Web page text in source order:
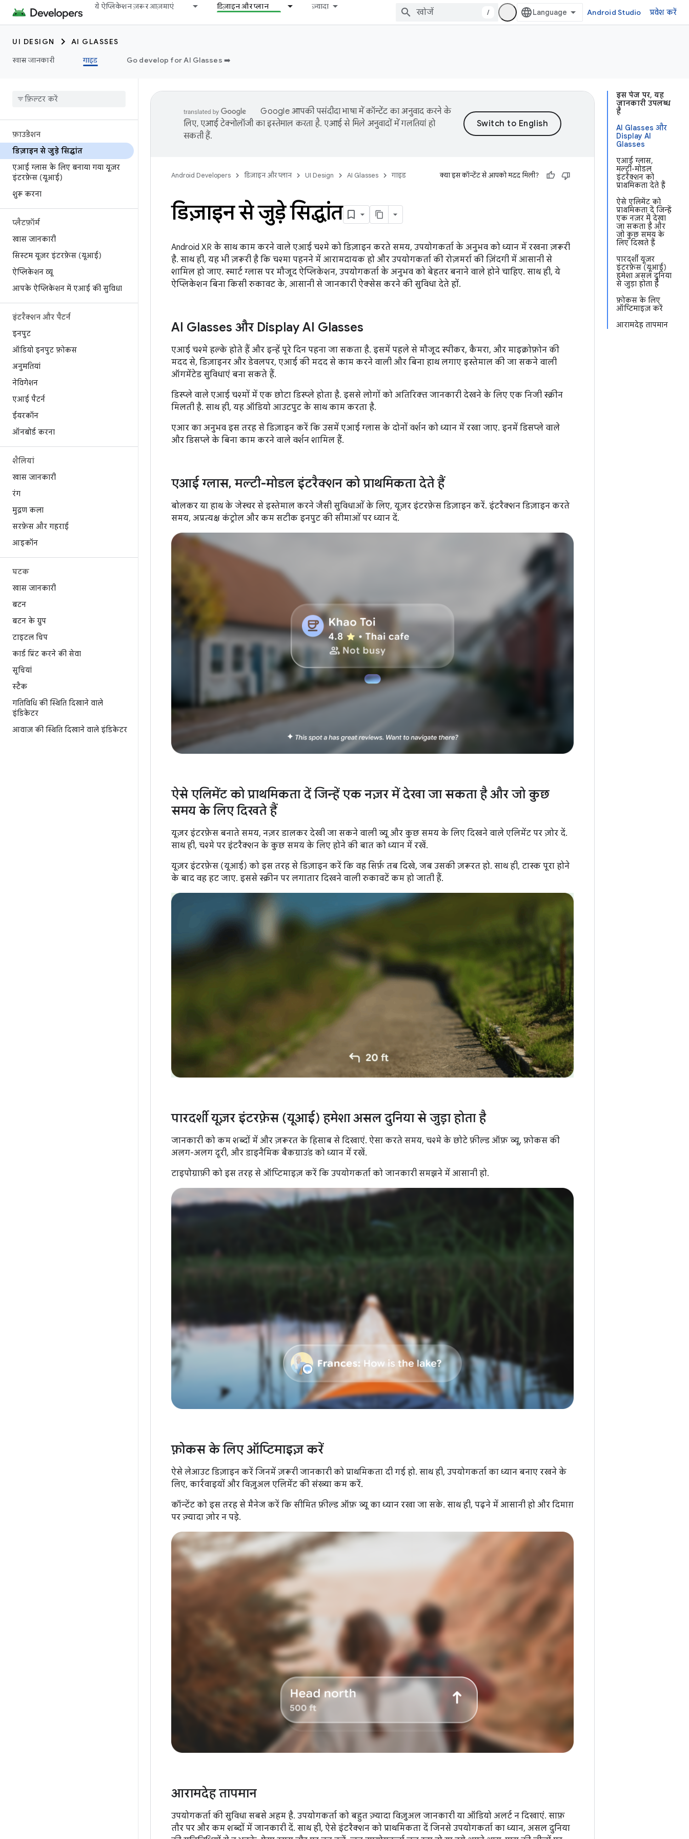
ये ऐप्लिकेशन ज़रूर आज़माएं डिज़ाइन और प्लान ज़्यादा
/ Android Studio प्रवेश करें
UI DESIGN
AI GLASSES
खास जानकारी
गाइड Go develop for AI Glasses ➡️
फ़ाउंडेशन
डिज़ाइन से जुड़े सिद्धांत
एआई ग्लास के लिए बनाया गया यूज़र
इंटरफ़ेस (यूआई)
शुरू करना
प्लैटफ़ॉर्म
खास जानकारी
सिस्टम यूज़र इंटरफ़ेस (यूआई)
ऐप्लिकेशन व्यू
आपके ऐप्लिकेशन में एआई की सुविधा
इंटरैक्शन और पैटर्न
इनपुट
ऑडियो इनपुट फ़ोकस
अनुमतियां
नेविगेशन
एआई पैटर्न
ईयरकॉन
ऑनबोर्ड करना
शैलियां
खास जानकारी
रंग
मुद्रण कला
सरफ़ेस और गहराई
आइकॉन
घटक
खास जानकारी
बटन
बटन के ग्रुप
टाइटल चिप
कार्ड प्रिंट करने की सेवा
सूचियां
स्टैक
गतिविधि की स्थिति दिखाने वाले
इंडिकेटर
आवाज़ की स्थिति दिखाने वाले इंडिकेटर
इस पेज पर, यह
जानकारी उपलब्ध
है
AI Glasses और
Display AI
Glasses
एआई ग्लास,
मल्टी-मोडल
इंटरैक्शन को
प्राथमिकता देते हैं
ऐसे एलिमेंट को
प्राथमिकता दें जिन्हें
एक नज़र में देखा
जा सकता है और
जो कुछ समय के
लिए दिखते हैं
पारदर्शी यूज़र
इंटरफ़ेस (यूआई)
हमेशा असल दुनिया
से जुड़ा होता है
फ़ोकस के लिए
ऑप्टिमाइज़ करें
आरामदेह तापमान
Google आपकी पसंदीदा भाषा में कॉन्टेंट का अनुवाद करने के
लिए, एआई टेक्नोलॉजी का इस्तेमाल करता है. एआई से मिले अनुवादों में गलतियां हो
सकती हैं.
Android Developers डिज़ाइन और प्लान UI Design AI Glasses गाइड क्या इस कॉन्टेंट से आपको मदद मिली?
डिज़ाइन से जुड़े सिद्धांत
Android XR के साथ काम करने वाले एआई चश्मे को डिज़ाइन करते समय, उपयोगकर्ता के अनुभव को ध्यान में रखना ज़रूरी
है. साथ ही, यह भी ज़रूरी है कि चश्मा पहनने में आरामदायक हो और उपयोगकर्ता की रोज़मर्रा की ज़िंदगी में आसानी से
शामिल हो जाए. स्मार्ट ग्लास पर मौजूद ऐप्लिकेशन, उपयोगकर्ता के अनुभव को बेहतर बनाने वाले होने चाहिए. साथ ही, ये
ऐप्लिकेशन बिना किसी रुकावट के, आसानी से जानकारी ऐक्सेस करने की सुविधा देते हों.
AI Glasses और Display AI Glasses
एआई चश्मे हल्के होते हैं और इन्हें पूरे दिन पहना जा सकता है. इसमें पहले से मौजूद स्पीकर, कैमरा, और माइक्रोफ़ोन की
मदद से, डिज़ाइनर और डेवलपर, एआई की मदद से काम करने वाली और बिना हाथ लगाए इस्तेमाल की जा सकने वाली
ऑगमेंटेड सुविधाएं बना सकते हैं.
डिस्प्ले वाले एआई चश्मों में एक छोटा डिस्प्ले होता है. इससे लोगों को अतिरिक्त जानकारी देखने के लिए एक निजी स्क्रीन
मिलती है. साथ ही, यह ऑडियो आउटपुट के साथ काम करता है.
एआर का अनुभव इस तरह से डिज़ाइन करें कि उसमें एआई ग्लास के दोनों वर्शन को ध्यान में रखा जाए. इनमें डिसप्ले वाले
और डिसप्ले के बिना काम करने वाले वर्शन शामिल हैं.
एआई ग्लास, मल्टी-मोडल इंटरैक्शन को प्राथमिकता देते हैं
बोलकर या हाथ के जेस्चर से इस्तेमाल करने जैसी सुविधाओं के लिए, यूज़र इंटरफ़ेस डिज़ाइन करें. इंटरैक्शन डिज़ाइन करते
समय, अप्रत्यक्ष कंट्रोल और कम सटीक इनपुट की सीमाओं पर ध्यान दें.
ऐसे एलिमेंट को प्राथमिकता दें जिन्हें एक नज़र में देखा जा सकता है और जो कुछ
समय के लिए दिखते हैं
यूज़र इंटरफ़ेस बनाते समय, नज़र डालकर देखी जा सकने वाली व्यू और कुछ समय के लिए दिखने वाले एलिमेंट पर ज़ोर दें.
साथ ही, चश्मे पर इंटरैक्शन के कुछ समय के लिए होने की बात को ध्यान में रखें.
यूज़र इंटरफ़ेस (यूआई) को इस तरह से डिज़ाइन करें कि वह सिर्फ़ तब दिखे, जब उसकी ज़रूरत हो. साथ ही, टास्क पूरा होने
के बाद वह हट जाए. इससे स्क्रीन पर लगातार दिखने वाली रुकावटें कम हो जाती हैं.
पारदर्शी यूज़र इंटरफ़ेस (यूआई) हमेशा असल दुनिया से जुड़ा होता है
जानकारी को कम शब्दों में और ज़रूरत के हिसाब से दिखाएं. ऐसा करते समय, चश्मे के छोटे फ़ील्ड ऑफ़ व्यू, फ़ोकस की
अलग-अलग दूरी, और डाइनैमिक बैकग्राउंड को ध्यान में रखें.
टाइपोग्राफ़ी को इस तरह से ऑप्टिमाइज़ करें कि उपयोगकर्ता को जानकारी समझने में आसानी हो.
फ़ोकस के लिए ऑप्टिमाइज़ करें
ऐसे लेआउट डिज़ाइन करें जिनमें ज़रूरी जानकारी को प्राथमिकता दी गई हो. साथ ही, उपयोगकर्ता का ध्यान बनाए रखने के
लिए, कार्रवाइयों और विज़ुअल एलिमेंट की संख्या कम करें.
कॉन्टेंट को इस तरह से मैनेज करें कि सीमित फ़ील्ड ऑफ़ व्यू का ध्यान रखा जा सके. साथ ही, पढ़ने में आसानी हो और दिमाग़
पर ज़्यादा ज़ोर न पड़े.
आरामदेह तापमान
उपयोगकर्ता की सुविधा सबसे अहम है. उपयोगकर्ता को बहुत ज़्यादा विज़ुअल जानकारी या ऑडियो अलर्ट न दिखाएं. साफ़
तौर पर और कम शब्दों में जानकारी दें. साथ ही, ऐसे इंटरैक्शन को प्राथमिकता दें जिनसे उपयोगकर्ता का ध्यान, असल दुनिया